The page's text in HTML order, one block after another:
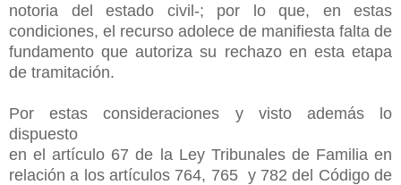
notoria del estado civil-; por lo que, en estas
condiciones, el recurso adolece de manifiesta falta de
fundamento que autoriza su rechazo en esta etapa
de tramitación.
Por estas consideraciones y visto además lo
dispuesto
en el artículo 67 de la Ley Tribunales de Familia en
relación a los artículos 764, 765 y 782 del Código de